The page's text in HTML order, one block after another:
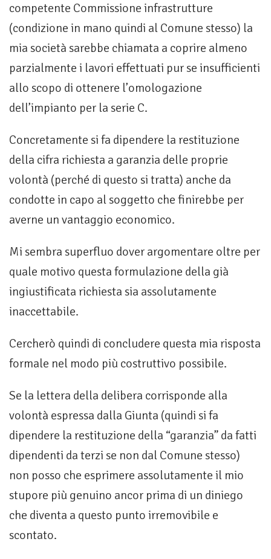
competente Commissione infrastrutture
(condizione in mano quindi al Comune stesso) la
mia società sarebbe chiamata a coprire almeno
parzialmente i lavori effettuati pur se insufficienti
allo scopo di ottenere l’omologazione
dell’impianto per la serie C.
Concretamente si fa dipendere la restituzione
della cifra richiesta a garanzia delle proprie
volontà (perché di questo si tratta) anche da
condotte in capo al soggetto che finirebbe per
averne un vantaggio economico.
Mi sembra superfluo dover argomentare oltre per
quale motivo questa formulazione della già
ingiustificata richiesta sia assolutamente
inaccettabile.
Cercherò quindi di concludere questa mia risposta
formale nel modo più costruttivo possibile.
Se la lettera della delibera corrisponde alla
volontà espressa dalla Giunta (quindi si fa
dipendere la restituzione della “garanzia” da fatti
dipendenti da terzi se non dal Comune stesso)
non posso che esprimere assolutamente il mio
stupore più genuino ancor prima di un diniego
che diventa a questo punto irremovibile e
scontato.